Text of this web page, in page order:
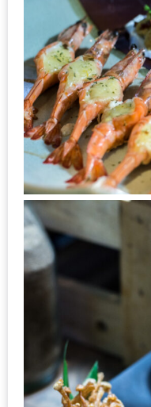
ฟรี
ที่
LE
CRYSTAL
เชียงใหม่
ฟรี
2
ท่าน
ลุ้น
GIFT
มูลค่า
1,000
บาท